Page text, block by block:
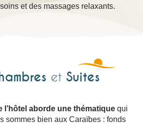
et des massages relaxants.
et Suites
l’hôtel aborde une thématiquequi
sommes bien aux Caraïbes : fonds